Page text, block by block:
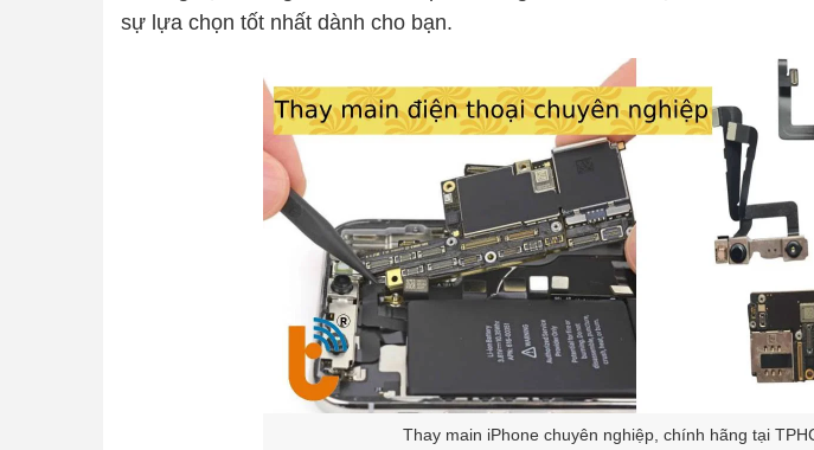
sự lựa chọn tốt nhất dành cho bạn.
Thay main iPhone chuyên nghiệp, chính hãng tại